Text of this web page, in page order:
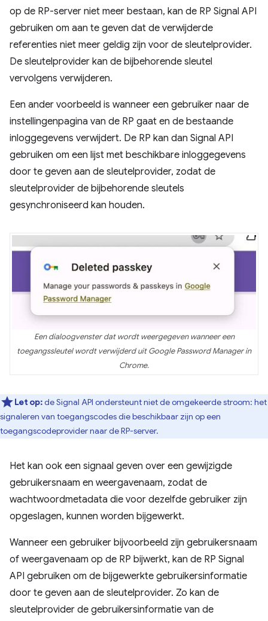
op de RP-server niet meer bestaan, kan de RP Signal API
gebruiken om aan te geven dat de verwijderde
referenties niet meer geldig zijn voor de sleutelprovider.
De sleutelprovider kan de bijbehorende sleutel
vervolgens verwijderen.
Een ander voorbeeld is wanneer een gebruiker naar de
instellingenpagina van de RP gaat en de bestaande
inloggegevens verwijdert. De RP kan dan Signal API
gebruiken om een ​​lijst met beschikbare inloggegevens
door te geven aan de sleutelprovider, zodat de
sleutelprovider de bijbehorende sleutels
gesynchroniseerd kan houden.
Een dialoogvenster dat wordt weergegeven wanneer een
toegangssleutel wordt verwijderd uit Google Password Manager in
Chrome.
Let op:de Signal API ondersteunt niet de omgekeerde stroom: het
signaleren van toegangscodes die beschikbaar zijn op een
toegangscodeprovider naar de RP-server.
Het kan ook een signaal geven over een gewijzigde
gebruikersnaam en weergavenaam, zodat de
wachtwoordmetadata die voor dezelfde gebruiker zijn
opgeslagen, kunnen worden bijgewerkt.
Wanneer een gebruiker bijvoorbeeld zijn gebruikersnaam
of weergavenaam op de RP bijwerkt, kan de RP Signal
API gebruiken om de bijgewerkte gebruikersinformatie
door te geven aan de sleutelprovider. Zo kan de
sleutelprovider de gebruikersinformatie van de